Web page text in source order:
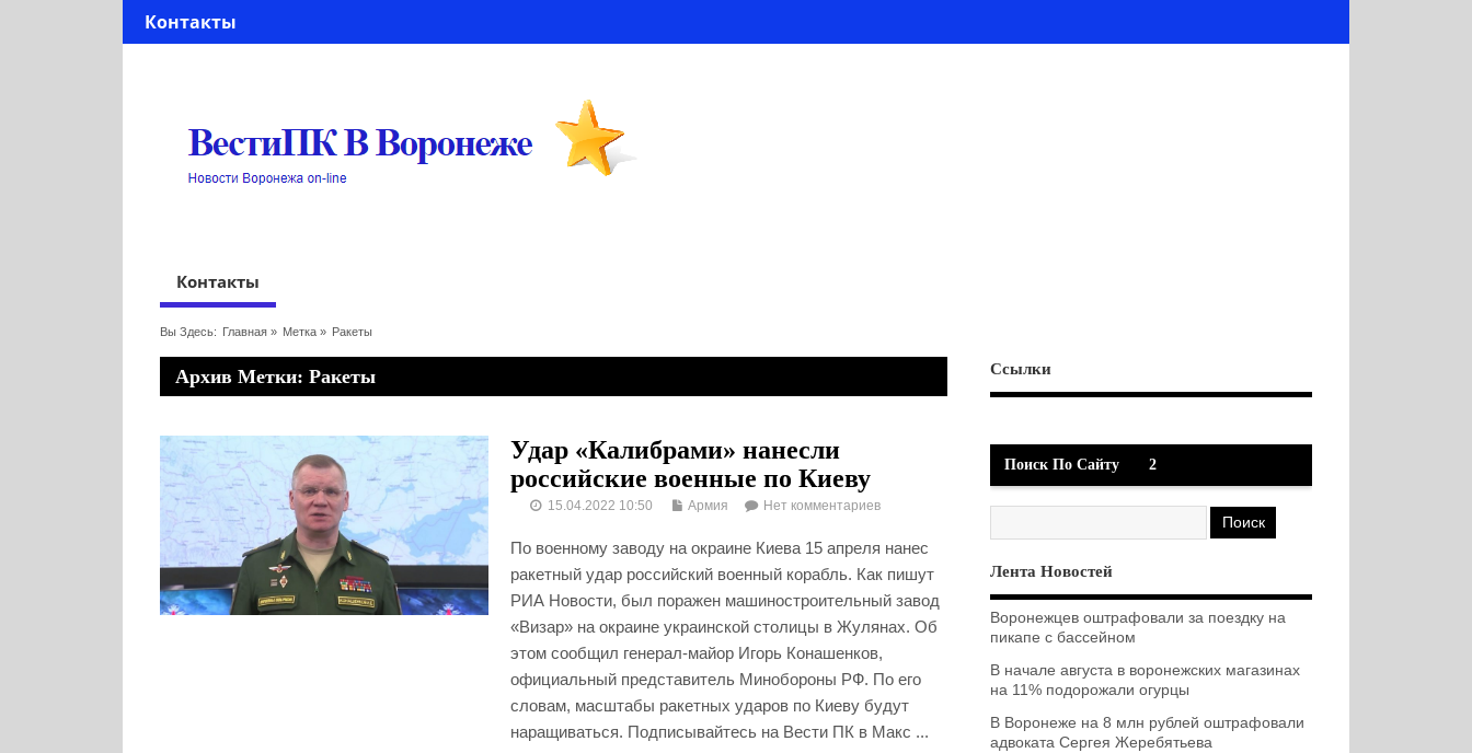
Контакты
Контакты
Вы Здесь: Главная» Метка » Ракеты
Архив Метки: Ракеты
Удар «Калибрами» нанесли
российские военные по Киеву
15.04.2022 10:50 Армия Нет комментариев
По военному заводу на окраине Киева 15 апреля нанес
ракетный удар российский военный корабль. Как пишут
РИА Новости, был поражен машиностроительный завод
«Визар» на окраине украинской столицы в Жулянах. Об
этом сообщил генерал-майор Игорь Конашенков,
официальный представитель Минобороны РФ. По его
словам, масштабы ракетных ударов по Киеву будут
наращиваться. Подписывайтесь на Вести ПК в Макс ...
Ссылки
Поиск По Сайту 2
Лента Новостей
Воронежцев оштрафовали за поездку на
пикапе с бассейном
В начале августа в воронежских магазинах
на 11% подорожали огурцы
В Воронеже на 8 млн рублей оштрафовали
адвоката Сергея Жеребятьева